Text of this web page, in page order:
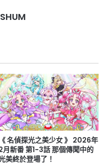
《 名偵探光之美少女 》 2026年
月新番 第1-3話 那個傳聞中的
美終於登場了！